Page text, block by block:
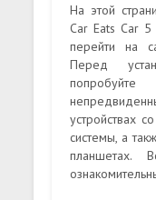
На этой
Car Eats Car
перейти на
Перед
устройствах
системы, а
планшетах.